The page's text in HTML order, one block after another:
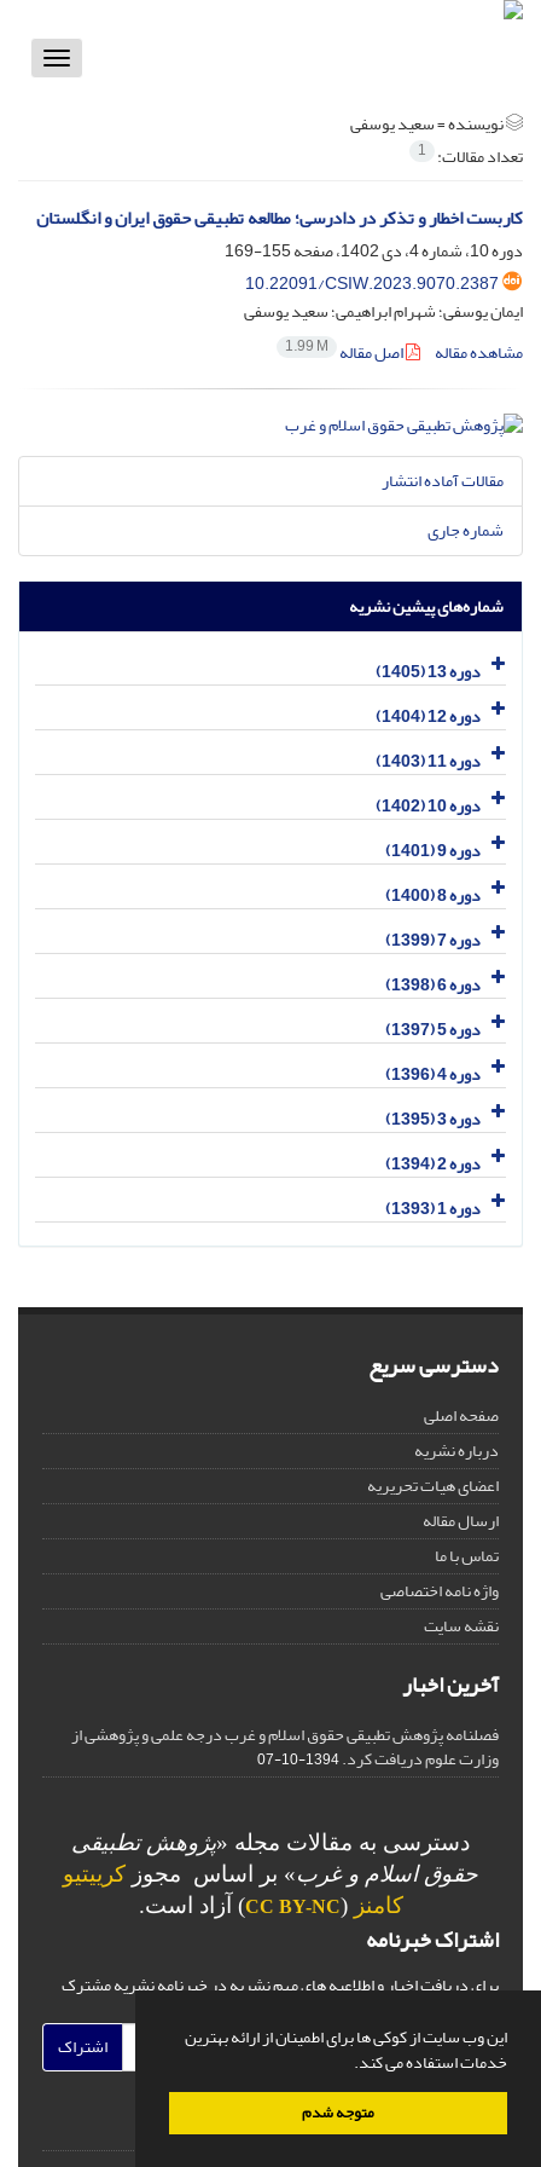
این وب سایت از کوکی ها برای اطمینان از ارائه بهترین
خدمات استفاده می کند.
متوجه شدم
Toggle
نویسنده =سعید یوسفی
تعداد مقالات: 1
کاربست اخطار و تذکر در دادرسی؛ مطالعه تطبیقی حقوق ایران و انگلستان
دوره 10، شماره 4، دی 1402، صفحه
155-169
10.22091/CSIW.2023.9070.2387
ایمان یوسفی؛ شهرام ابراهیمی؛ سعید یوسفی
مشاهده مقاله
اصل مقاله 1.99 M
مقالات آماده انتشار
شماره جاری
شماره‌های پیشین نشریه
دوره 13 (1405)
دوره 12 (1404)
دوره 11 (1403)
دوره 10 (1402)
دوره 9 (1401)
دوره 8 (1400)
دوره 7 (1399)
دوره 6 (1398)
دوره 5 (1397)
دوره 4 (1396)
دوره 3 (1395)
دوره 2 (1394)
دوره 1 (1393)
دسترسی سریع
صفحه اصلی
درباره نشریه
اعضای هیات تحریریه
ارسال مقاله
تماس با ما
واژه نامه اختصاصی
نقشه سایت
آخرین اخبار
فصلنامه پژوهش تطبیقی حقوق اسلام و غرب درجه علمی و پژوهشی از
وزارت علوم دریافت کرد.1394-10-07
دسترسی به مقالات مجله «پژوهش تطبیقی
حقوق اسلام و غرب» بر اساس مجوز کرییتیو
کامنز (
CC BY-NC) آزاد است.
اشتراک خبرنامه
برای دریافت اخبار و اطلاعیه های مهم نشریه در خبرنامه نشریه مشترک
اشتراک